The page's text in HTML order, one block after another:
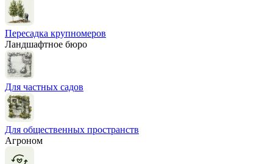
Пересадка крупномеров
Ландшафтное бюро
Для частных садов
Для общественных пространств
Агроном